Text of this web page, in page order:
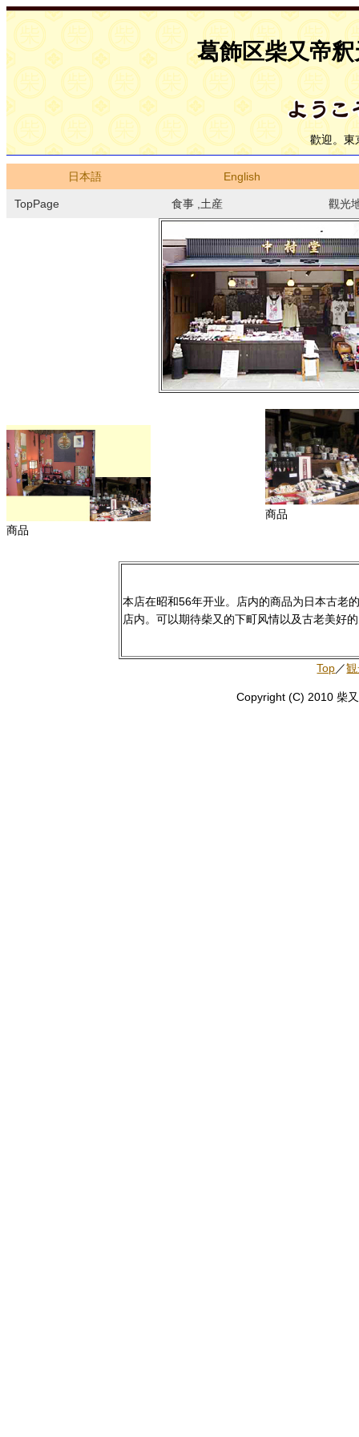
葛飾区柴又帝
歡迎。東
日本語 English
TopPage 食事 ,土産 觀光
商品
商品
本店在昭和56年开业。店内的商品为日本古老
店内。可以期待柴又的下町风情以及古老美好
Top／
Copyright (C) 2010 柴